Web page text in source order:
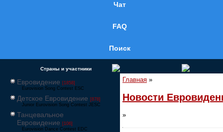
Чат
FAQ
Поиск
Страны и участники
Евровидение [1858]
Eurovision Song Contest ESC
Детское Евровидение [878]
Junior Eurovision Song Contest JESC
Танцевальное
Евровидение [106]
Eurovision Dance Contest EDC
Главная »
Новости
»